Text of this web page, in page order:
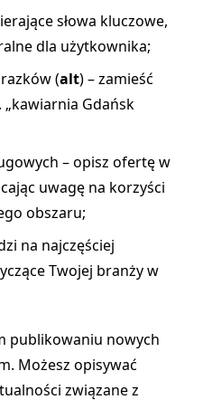
słowa kluczowe,
dla użytkownika;
(alt) – zamieść
„kawiarnia Gdańsk
– opisz ofertę w
uwagę na korzyści
obszaru;
na najczęściej
Twojej branży w
publikowaniu nowych
Możesz opisywać
związane z